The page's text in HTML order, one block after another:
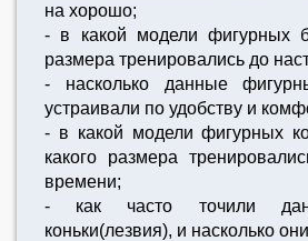
на хорошо;
- в какой модели фигурных
размера тренировались до
- насколько данные
устраивали по удобству и
- в какой модели фигурных
какого размера
времени;
- как часто точили
коньки(лезвия), и насколько